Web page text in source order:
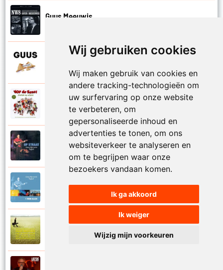
Wij gebruiken cookies
Wij maken gebruik van cookies en
andere tracking-technologieën om
uw surfervaring op onze website
te verbeteren, om
gepersonaliseerde inhoud en
advertenties te tonen, om ons
websiteverkeer te analyseren en
om te begrijpen waar onze
bezoekers vandaan komen.
Ik ga akkoord
Ik weiger
Wijzig mijn voorkeuren
Guus Meeuwis
Guus Meeuwis
VOF De Kunst en Guus Meeuwis
Op een klein stationnetje - Op een grote
paddestoel
Guus Meeuwis en Vagant
Op straat
Guus Meeuwis en Vagant
Guus Meeuwis